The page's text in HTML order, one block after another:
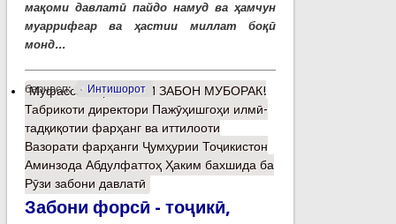
мақоми давлатӣ пайдо намуд ва ҳамчун
муаррифгар ва ҳастии миллат боқӣ
монд...
барчасп: Интишорот
Муфассалтаро РӮЗИ ЗАБОН МУБОРАК!
Табрикоти директори Пажӯҳишгоҳи илмӣ-
тадқиқотии фарҳанг ва иттилооти
Вазорати фарҳанги Ҷумҳурии Тоҷикистон
Аминзода Абдулфаттоҳ Ҳаким бахшида ба
Рӯзи забони давлатӣ
Забони форсӣ - тоҷикӣ,